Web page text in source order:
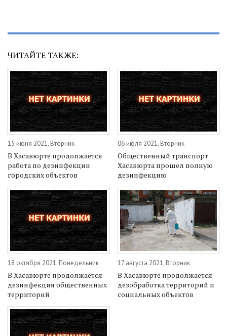
ЧИТАЙТЕ ТАКЖЕ:
15 июня 2021, Вторник
В Хасавюрте продолжается
работа по дезинфекции
городских объектов
06 июля 2021, Вторник
Общественный транспорт
Хасавюрта прошел полную
дезинфекцию
18 октября 2021, Понедельник
В Хасавюрте продолжается
дезинфекция общественных
территорий
17 августа 2021, Вторник
В Хасавюрте продолжается
дезобработка территорий и
социальных объектов